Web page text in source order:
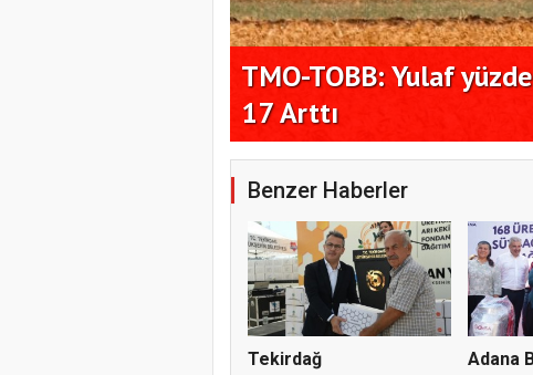
TMO-TOBB: Yulaf
17 Arttı
Benzer Haberler
Tekirdağ
Adana